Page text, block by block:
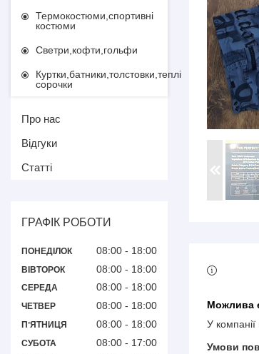
У
Термокостюми,спортивні
костюми
Светри,кофти,гольфи
Куртки,батники,толстовки,теплі
сорочки
Про нас
Відгуки
Статті
ГРАФІК РОБОТИ
ПОНЕДІЛОК 08:00 18:00
ВІВТОРОК 08:00 18:00
СЕРЕДА 08:00 18:00
ЧЕТВЕР 08:00 18:00
ПʼЯТНИЦЯ 08:00 18:00
СУБОТА 08:00 17:00